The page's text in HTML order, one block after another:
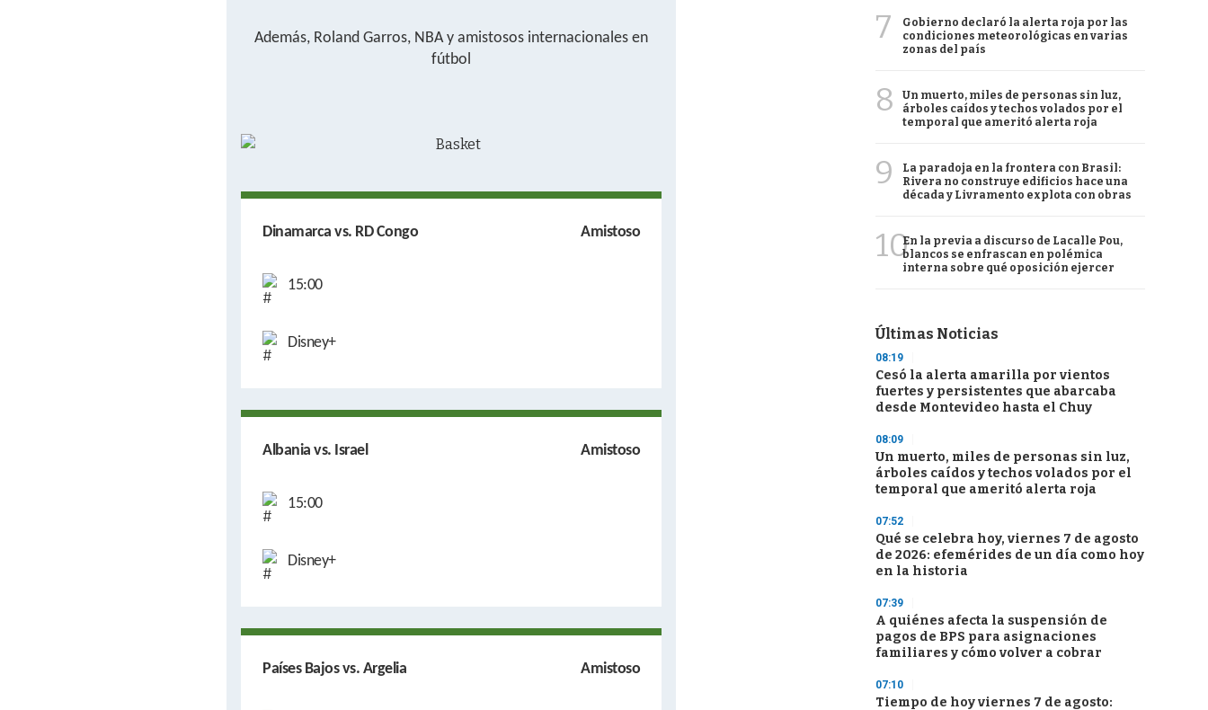
Además, Roland Garros, NBA y amistosos internacionales en
fútbol
Dinamarca vs. RD Congo Amistoso
15:00
Disney+
Albania vs. Israel Amistoso
15:00
Disney+
Países Bajos vs. Argelia Amistoso
7
Gobierno declaró la alerta roja por las
condiciones meteorológicas en varias
zonas del país
8
Un muerto, miles de personas sin luz,
árboles caídos y techos volados por el
temporal que ameritó alerta roja
9
La paradoja en la frontera con Brasil:
Rivera no construye edificios hace una
década y Livramento explota con obras
10En la previa a discurso de Lacalle Pou,
blancos se enfrascan en polémica
interna sobre qué oposición ejercer
Últimas Noticias
08:19
Cesó la alerta amarilla por vientos
fuertes y persistentes que abarcaba
desde Montevideo hasta el Chuy
08:09
Un muerto, miles de personas sin luz,
árboles caídos y techos volados por el
temporal que ameritó alerta roja
07:52
Qué se celebra hoy, viernes 7 de agosto
de 2026: efemérides de un día como hoy
en la historia
07:39
A quiénes afecta la suspensión de
pagos de BPS para asignaciones
familiares y cómo volver a cobrar
07:10
Tiempo de hoy viernes 7 de agosto: